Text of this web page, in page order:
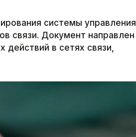
системы управления
связи. Документ направлен
в сетях связи,